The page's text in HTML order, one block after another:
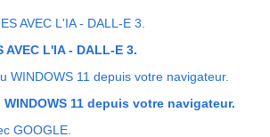
AVEC L'IA - DALL-E 3.
11 depuis votre navigateur.